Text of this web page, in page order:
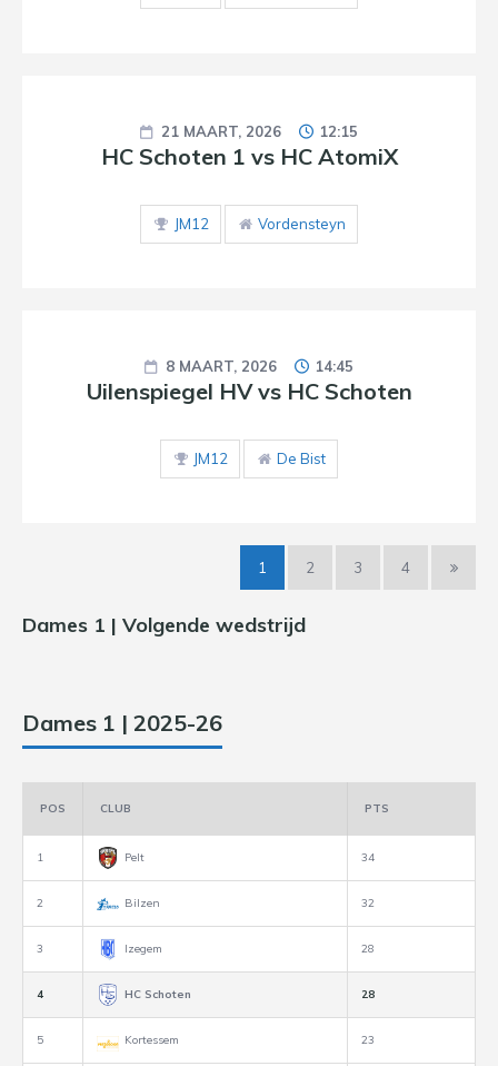
21 MAART, 2026 12:15
HC Schoten 1 vs HC AtomiX
JM12 Vordensteyn
8 MAART, 2026 14:45
Uilenspiegel HV vs HC Schoten
JM12 De Bist
1 2 3 4
Dames 1 | Volgende wedstrijd
Dames 1 | 2025-26
POS CLUB PTS
1 Pelt 34
2 Bilzen 32
3 Izegem 28
4 HC Schoten 28
5 Kortessem 23